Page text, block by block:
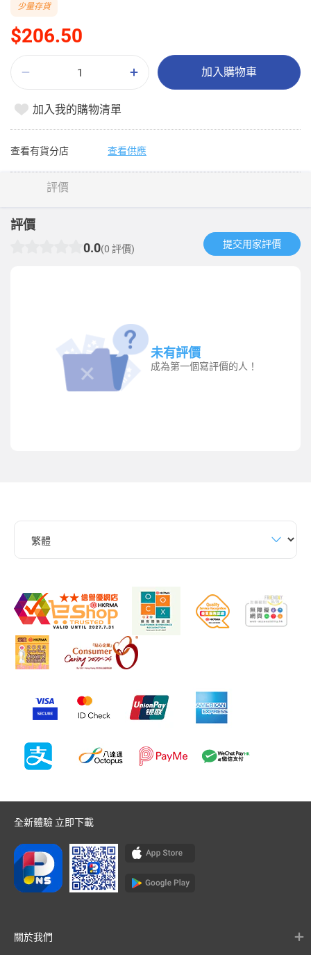
$206.50
少量存貨
加入購物車
加入我的購物清單
查看有貨分店 查看供應
評價
評價
0.0(0 評價) 提交用家評價​
未有評價
成為第一個寫評價的人！
全新體驗 立即下載
關於我們